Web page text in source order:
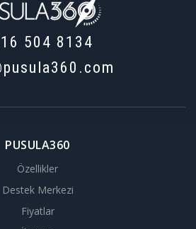
504 8134
PUSULA360
Özellikler
Destek Merkezi
Fiyatlar